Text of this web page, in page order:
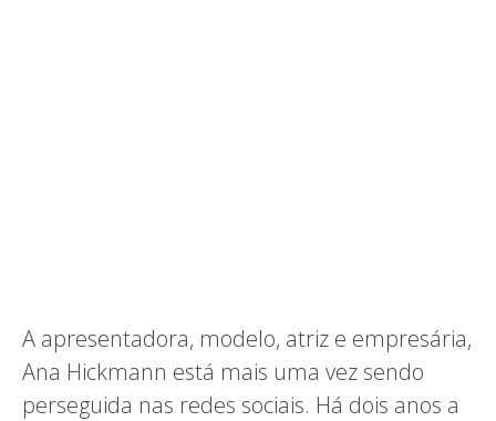
A apresentadora, modelo, atriz e empresária,
Ana Hickmann está mais uma vez sendo
perseguida nas redes sociais. Há dois anos a